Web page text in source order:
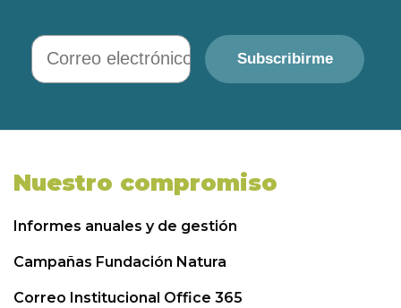
Correo electrónico
Subscribirme
Nuestro compromiso
Informes anuales y de gestión
Campañas Fundación Natura
Correo Institucional Office 365